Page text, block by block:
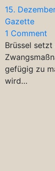
15.
Gazette
1 Comment
Brüssel
gefügig zu
wird…